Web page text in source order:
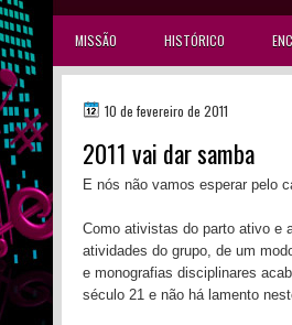
MISSÃO HISTÓRICO
10 de fevereiro de 2011
2011 vai dar samba
E nós não vamos esperar pelo
Como ativistas do parto ativo e
atividades do grupo, de um
e monografias disciplinares
século 21 e não há lamento